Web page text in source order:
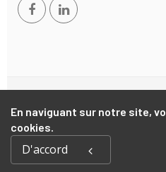
En naviguant sur notre site,
cookies.
D'accord